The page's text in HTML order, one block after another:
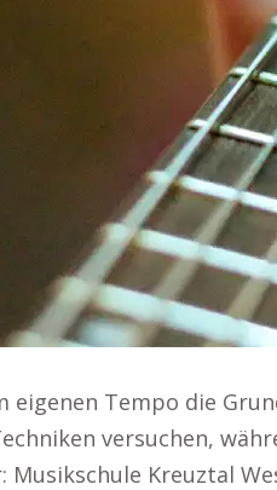
eigenen Tempo die
versuchen,
Musikschule Kreuztal